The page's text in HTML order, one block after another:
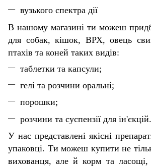
вузького спектра дії
В нашому магазині ти можеш
для собак, кішок, ВРХ, овець
птахів та коней таких видів:
таблетки та капсули;
гелі та розчини оральні;
порошки;
розчини та суспензії для ін'єкцій.
У нас представлені якісні
упаковці. Ти можеш купити не
вихованця, але й корм та